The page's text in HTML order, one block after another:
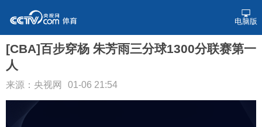
电脑版
[CBA]百步穿杨 朱芳雨三分球1300分联赛第一
人
来源：央视网 01-06 21:54